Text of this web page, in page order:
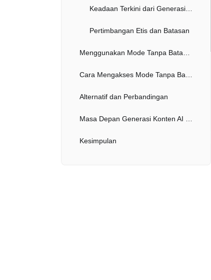
Pertimbangan Etis dan Batasan
Alternatif dan Perbandingan
Kesimpulan